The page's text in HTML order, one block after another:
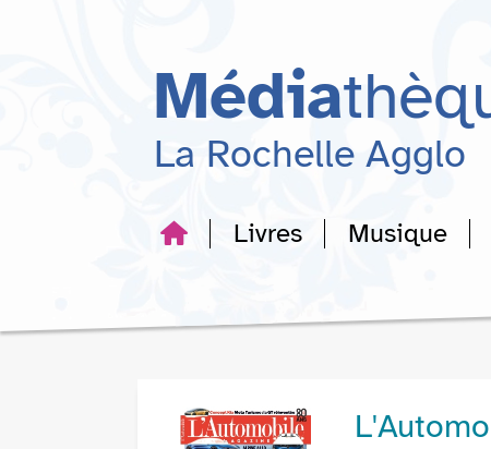
recherche
Média
La Rochelle Agglo
Livres Musique